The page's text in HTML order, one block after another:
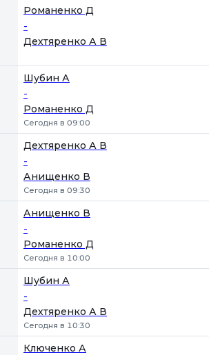
Романенко Д
-
Дехтяренко А В
Шубин А
-
Романенко Д
Сегодня в 09:00
Дехтяренко А В
-
Анищенко В
Сегодня в 09:30
Анищенко В
-
Романенко Д
Сегодня в 10:00
Шубин А
-
Дехтяренко А В
Сегодня в 10:30
Ключенко А